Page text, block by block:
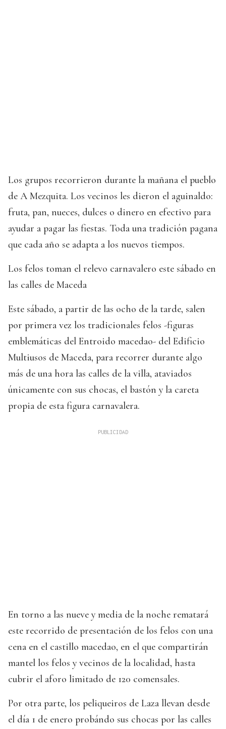
Los grupos recorrieron durante la mañana el pueblo
de A Mezquita. Los vecinos les dieron el aguinaldo:
fruta, pan, nueces, dulces o dinero en efectivo para
ayudar a pagar las fiestas. Toda una tradición pagana
que cada año se adapta a los nuevos tiempos.
Los felos toman el relevo carnavalero este sábado en
las calles de Maceda
Este sábado, a partir de las ocho de la tarde, salen
por primera vez los tradicionales felos -figuras
emblemáticas del Entroido macedao- del Edificio
Multiusos de Maceda, para recorrer durante algo
más de una hora las calles de la villa, ataviados
únicamente con sus chocas, el bastón y la careta
propia de esta figura carnavalera.
En torno a las nueve y media de la noche rematará
este recorrido de presentación de los felos con una
cena en el castillo macedao, en el que compartirán
mantel los felos y vecinos de la localidad, hasta
cubrir el aforo limitado de 120 comensales.
Por otra parte, los peliqueiros de Laza llevan desde
el día 1 de enero probándo sus chocas por las calles